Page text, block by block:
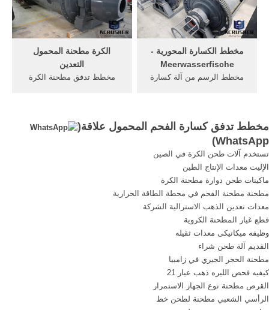
تجميع السيور الناقلة
مباشرة قراءة المزيد خط إنتاج
زيت الزيتون - ieeo إن عرض
...
الكرة مطحنة المحمول
التعدين
مخطط تدفق مطحنة الكرة
التعدين الفحم في مصنع تعدين
مخطط الكسارة المحورية -
Meerwasserfische
مخطط الرسم من آلة كسارة
تكلفة 500T ح · آغ 45 آلة طحن
· معدات المحجر كاملة للبيع في
جنوب أفريقيا · كسارة
craigslistrock للإيجار سان
مخطط تدفق كسارة الفحم المحمول علاقة(
WhatsApp
)
تستخدم آلات طحن الكرة في الصين
الإليت معدات الإنتاج الطين
ماكينات طحن دوارة مطحنة الكرة
مطحنة مطحنة الفحم في محطة الطاقة الحرارية
معدات تعدين الذهب الاسترالية الشركة
قطع غيار المطحنة الكروية
وظيفه ميكانيكى معدات ثقيله
القديم آلة طحن شراء
مطحنة الحجر الجيري في زامبيا
كيفيه فحص الليره ذهب عيار 21
القرص مطحنة نوع الجهاز الاستمرار
الرأسي الشعبي مطحنة لطحن خط